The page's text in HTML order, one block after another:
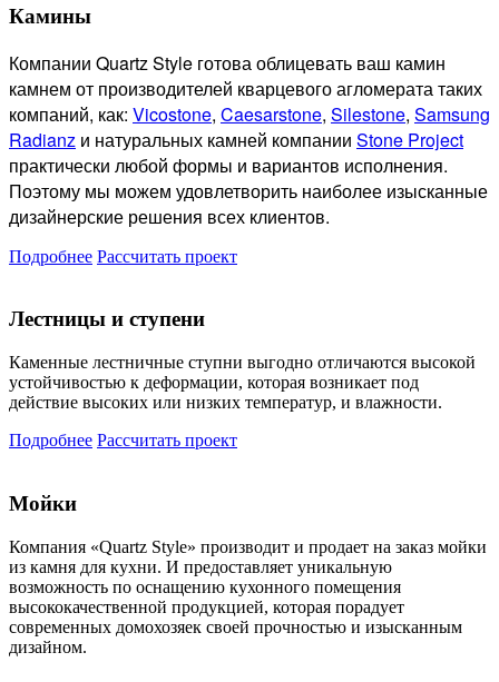
Камины
Компании Quartz Style готоваоблицевать ваш камин
камнем от производителей кварцевого агломерата таких
компаний, как: Vicostone, Caesarstone, Silestone, Samsung
Radianz и натуральных камней компании Stone Project
практически любой формы и вариантов исполнения.
Поэтому мы можем удовлетворить наиболее изысканные
дизайнерские решения всех клиентов.
Подробнее Рассчитать проект
Лестницы и ступени
Каменные лестничные ступни выгодно отличаются высокой
устойчивостью к деформации, которая возникает под
действие высоких или низких температур, и влажности.
Подробнее Рассчитать проект
Мойки
Компания «Quartz Style» производит и продает на заказ мойки
из камня для кухни. И предоставляет уникальную
возможность по оснащению кухонного помещения
высококачественной продукцией, которая порадует
современных домохозяек своей прочностью и изысканным
дизайном.